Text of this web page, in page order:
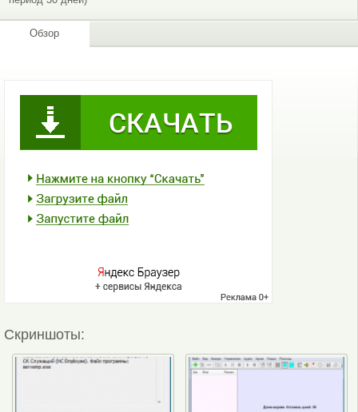
Обзор
Скриншоты: